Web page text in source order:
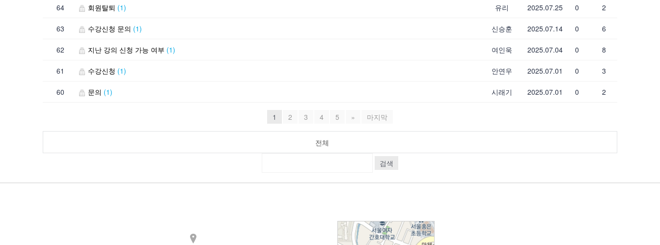
64 회원탈퇴 (1) 유리 2025.07.25 0 2
63 수강신청 문의 (1) 신승훈 2025.07.14 0 6
62 지난 강의 신청 가능 여부 (1) 여인욱 2025.07.04 0 8
61 수강신청 (1) 안연우 2025.07.01 0 3
60 문의 (1) 시래기 2025.07.01 0 2
1 2 3 4 5 » 마지막
전체
검색